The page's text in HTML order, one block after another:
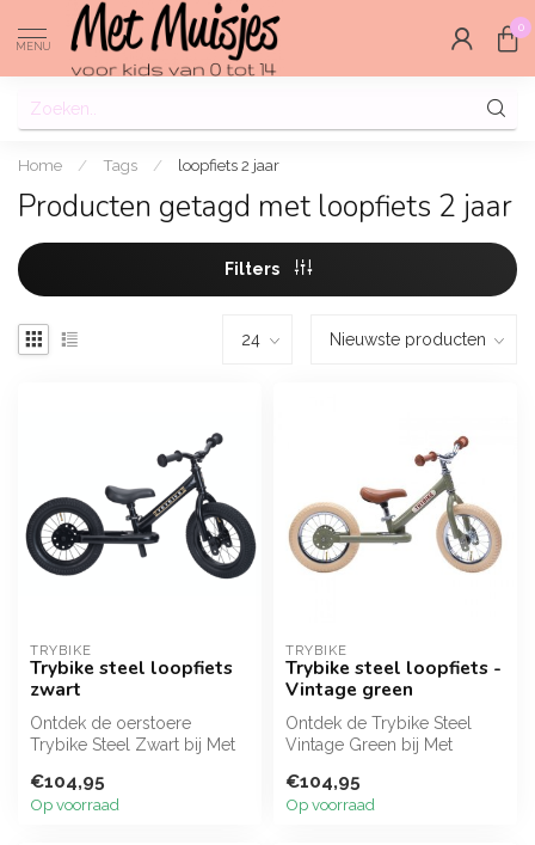
MENU
0
Home / Tags / loopfiets 2 jaar
Producten getagd met loopfiets 2 jaar
Filters
TRYBIKE
Trybike steel loopfiets
zwart
Ontdek de oerstoere
Trybike Steel Zwart bij Met
stalen lo...
€104,95
Op voorraad
TRYBIKE
Trybike steel loopfiets -
Vintage green
Ontdek de Trybike Steel
Vintage Green bij Met
oerdegelijke...
€104,95
Op voorraad